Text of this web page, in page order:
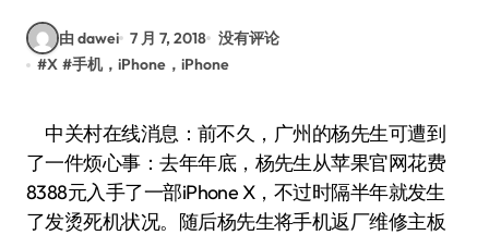
由 dawei 7 月 7, 2018 没有评论
#X #手机，iPhone，iPhone
中关村在线消息：前不久，广州的杨先生可遭到
了一件烦心事：去年年底，杨先生从苹果官网花费
8388元入手了一部iPhone X，不过时隔半年就发生
了发烫死机状况。随后杨先生将手机返厂维修主板